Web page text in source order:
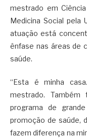
mestrado em
Medicina Social pela
atuação está
ênfase nas áreas de
saúde.
“Esta é minha
mestrado.
programa de
promoção de saúde,
fazem diferença na